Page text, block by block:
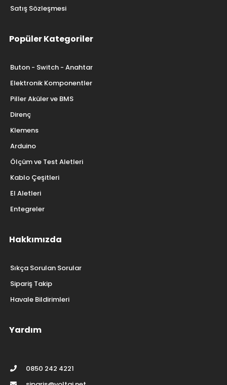
Satış Sözleşmesi
Popüler Kategoriler
Buton - Switch - Anahtar
Elektronik Komponentler
Piller Aküler ve BMS
Direnç
Klemens
Arduino
Ölçüm ve Test Aletleri
Kablo Çeşitleri
El Aletleri
Entegreler
Hakkımızda
Sıkça Sorulan Sorular
Sipariş Takip
Havale Bildirimleri
Yardım
0850 242 4221